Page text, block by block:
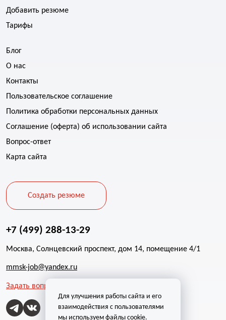
Добавить резюме
Тарифы
Блог
О нас
Контакты
Пользовательское соглашение
Политика обработки персональных данных
Соглашение (оферта) об использовании сайта
Вопрос-ответ
Карта сайта
Создать резюме
+7 (499) 288-13-29
Москва, Солнцевский проспект, дом 14, помещение 4/1
mmsk-job@yandex.ru
Задать вопрос
Для улучшения работы сайта и его
взаимодействия с пользователями
мы используем файлы cookie.